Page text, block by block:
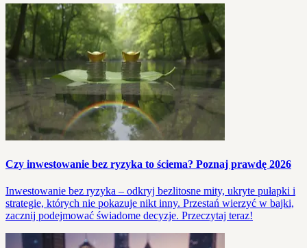
Czy inwestowanie bez ryzyka to ściema? Poznaj prawdę 2026
Inwestowanie bez ryzyka – odkryj bezlitosne mity, ukryte pułapki i
strategie, których nie pokazuje nikt inny. Przestań wierzyć w bajki,
zacznij podejmować świadome decyzje. Przeczytaj teraz!